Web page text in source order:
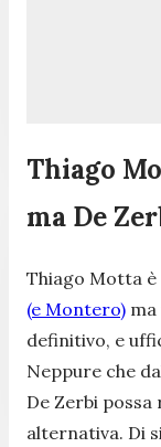
Thiago
ma De
Thiago Motta
(e Montero)
definitivo, e
Neppure che
De Zerbi
alternativa. Di